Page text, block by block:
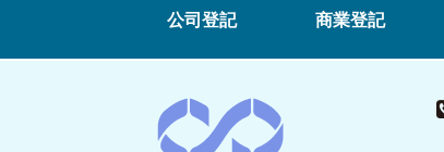
公司登記 商業登記